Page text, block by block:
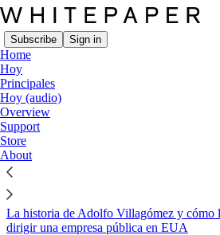
Subscribe Sign in
Home
Hoy
Principales
Hoy (audio)
Overview
Support
Store
About
Principales
Latest
El CEO de Iztapalapa
La historia de Adolfo Villagómez y cómo
dirigir una empresa pública en EUA